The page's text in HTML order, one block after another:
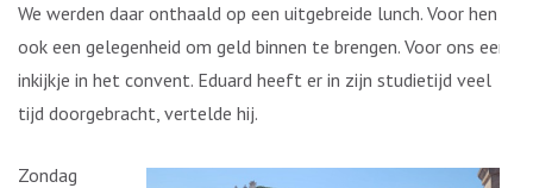
We werden daar onthaald op een uitgebreide lunch. Voor hen
ook een gelegenheid om geld binnen te brengen. Voor ons een
inkijkje in het convent. Eduard heeft er in zijn studietijd veel
tijd doorgebracht, vertelde hij.
Zondag